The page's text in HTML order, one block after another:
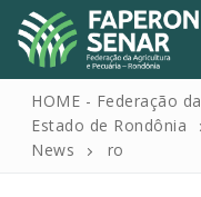
HOME - Federação
Estado de Rondônia
News
ro